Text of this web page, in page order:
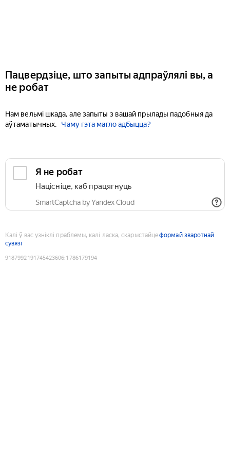
Пацвердзіце, што запыты адпраўлялі вы, а
не робат
Нам вельмі шкада, але запыты з вашай прылады падобныя да
аўтаматычных.
Чаму гэта магло адбыцца?
Я не робат
Націсніце, каб працягнуць
SmartCaptcha by Yandex Cloud
Калі ў вас узніклі праблемы, калі ласка, скарыстайцеформай зваротнай
сувязі
9187992191745423606:1786179194